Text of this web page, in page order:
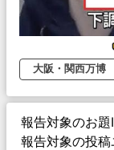
大阪・関西万博
報告対象のお題
報告対象の投稿